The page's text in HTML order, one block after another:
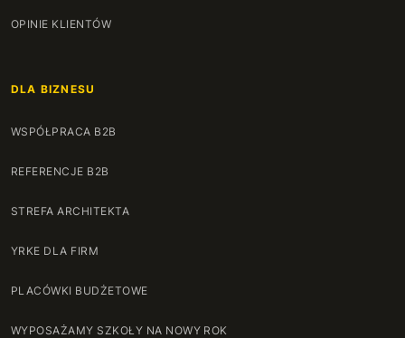
OPINIE KLIENTÓW
DLA BIZNESU
WSPÓŁPRACA B2B
REFERENCJE B2B
STREFA ARCHITEKTA
YRKE DLA FIRM
PLACÓWKI BUDŻETOWE
WYPOSAŻAMY SZKOŁY NA NOWY ROK